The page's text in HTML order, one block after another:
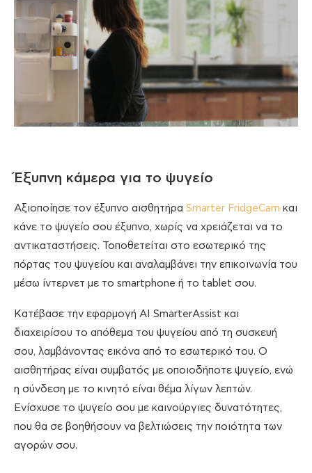
Έξυπνη κάμερα για το ψυγείο
Αξιοποίησε τον έξυπνο αισθητήρα Smarter FridgeCam και
κάνε το ψυγείο σου έξυπνο, χωρίς να χρειάζεται να το
αντικαταστήσεις. Τοποθετείται στο εσωτερικό της
πόρτας του ψυγείου και αναλαμβάνει την επικοινωνία του
μέσω ίντερνετ με το smartphone ή το tablet σου.
Κατέβασε την εφαρμογή AI SmarterAssist και
διαχειρίσου το απόθεμα του ψυγείου από τη συσκευή
σου, λαμβάνοντας εικόνα από το εσωτερικό του. Ο
αισθητήρας είναι συμβατός με οποιοδήποτε ψυγείο, ενώ
η σύνδεση με το κινητό είναι θέμα λίγων λεπτών.
Ενίσχυσε το ψυγείο σου με καινούργιες δυνατότητες,
που θα σε βοηθήσουν να βελτιώσεις την ποιότητα των
αγορών σου.